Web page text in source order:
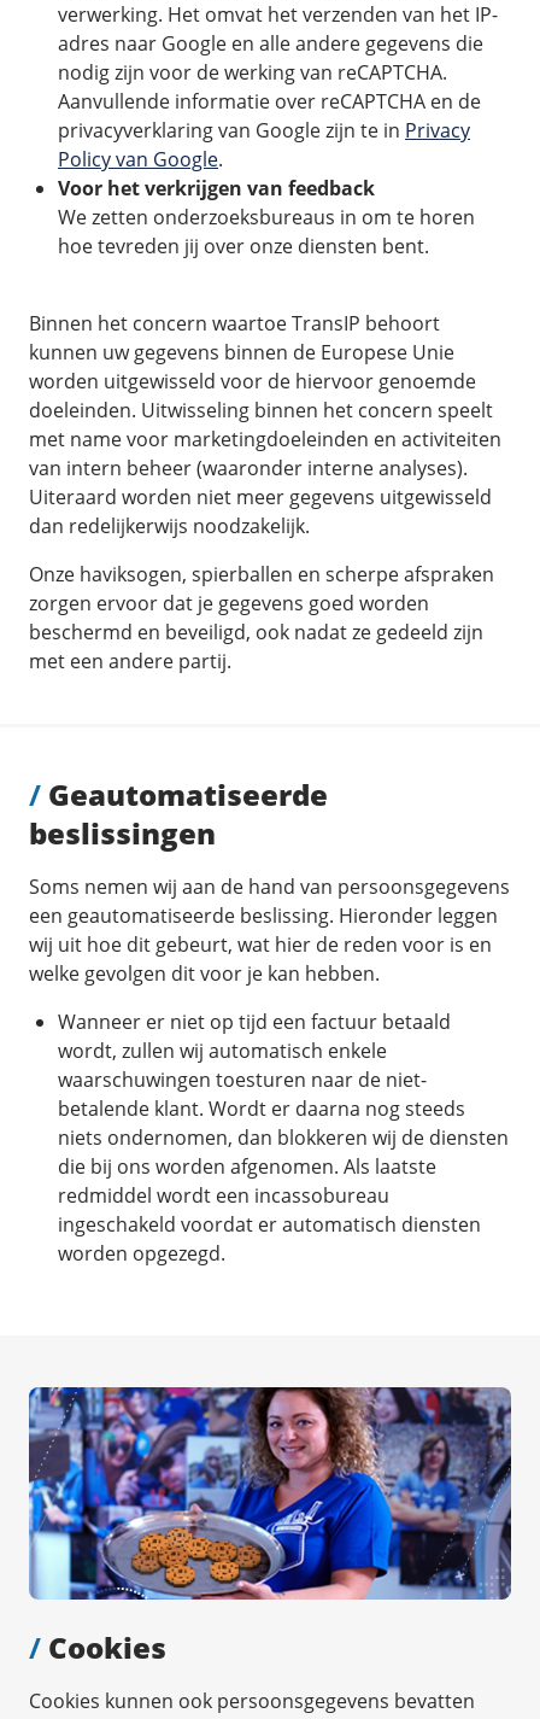
verwerking. Het omvat het verzenden van het IP-
adres naar Google en alle andere gegevens die
nodig zijn voor de werking van reCAPTCHA.
Aanvullende informatie over reCAPTCHA en de
privacyverklaring van Google zijn te in Privacy
Policy van Google.
Voor het verkrijgen van feedback
We zetten onderzoeksbureaus in om te horen
hoe tevreden jij over onze diensten bent.
Binnen het concern waartoe TransIP behoort
kunnen uw gegevens binnen de Europese Unie
worden uitgewisseld voor de hiervoor genoemde
doeleinden. Uitwisseling binnen het concern speelt
met name voor marketingdoeleinden en activiteiten
van intern beheer (waaronder interne analyses).
Uiteraard worden niet meer gegevens uitgewisseld
dan redelijkerwijs noodzakelijk.
Onze haviksogen, spierballen en scherpe afspraken
zorgen ervoor dat je gegevens goed worden
beschermd en beveiligd, ook nadat ze gedeeld zijn
met een andere partij.
/ Geautomatiseerde
beslissingen
Soms nemen wij aan de hand van persoonsgegevens
een geautomatiseerde beslissing. Hieronder leggen
wij uit hoe dit gebeurt, wat hier de reden voor is en
welke gevolgen dit voor je kan hebben.
Wanneer er niet op tijd een factuur betaald
wordt, zullen wij automatisch enkele
waarschuwingen toesturen naar de niet-
betalende klant. Wordt er daarna nog steeds
niets ondernomen, dan blokkeren wij de diensten
die bij ons worden afgenomen. Als laatste
redmiddel wordt een incassobureau
ingeschakeld voordat er automatisch diensten
worden opgezegd.
/ Cookies
Cookies kunnen ook persoonsgegevens bevatten